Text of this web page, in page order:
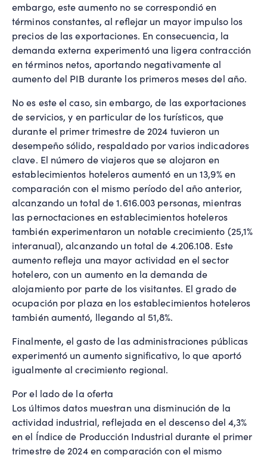
embargo, este aumento no se correspondió en
términos constantes, al reflejar un mayor impulso los
precios de las exportaciones. En consecuencia, la
demanda externa experimentó una ligera contracción
en términos netos, aportando negativamente al
aumento del PIB durante los primeros meses del año.
No es este el caso, sin embargo, de las exportaciones
de servicios, y en particular de los turísticos, que
durante el primer trimestre de 2024 tuvieron un
desempeño sólido, respaldado por varios indicadores
clave. El número de viajeros que se alojaron en
establecimientos hoteleros aumentó en un 13,9% en
comparación con el mismo período del año anterior,
alcanzando un total de 1.616.003 personas, mientras
las pernoctaciones en establecimientos hoteleros
también experimentaron un notable crecimiento (25,1%
interanual), alcanzando un total de 4.206.108. Este
aumento refleja una mayor actividad en el sector
hotelero, con un aumento en la demanda de
alojamiento por parte de los visitantes. El grado de
ocupación por plaza en los establecimientos hoteleros
también aumentó, llegando al 51,8%.
Finalmente, el gasto de las administraciones públicas
experimentó un aumento significativo, lo que aportó
igualmente al crecimiento regional.
Por el lado de la oferta
Los últimos datos muestran una disminución de la
actividad industrial, reflejada en el descenso del 4,3%
en el Índice de Producción Industrial durante el primer
trimestre de 2024 en comparación con el mismo